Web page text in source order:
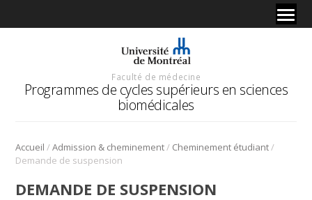
Faculté de médecine
Programmes de cycles supérieurs en sciences
biomédicales
Accueil /Admission & cheminement/ Cheminement étudiant/
Demande de suspension
DEMANDE DE SUSPENSION